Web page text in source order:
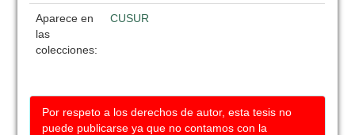
Aparece en
las
colecciones:
CUSUR
Por respeto a los derechos de autor, esta tesis no
puede publicarse ya que no contamos con la